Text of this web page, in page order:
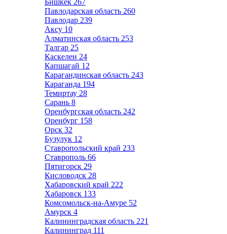
Бишкек 267
Павлодарская область 260
Павлодар 239
Аксу 10
Алматинская область 253
Талгар 25
Каскелен 24
Капшагай 12
Карагандинская область 243
Караганда 194
Темиртау 28
Сарань 8
Оренбургская область 242
Оренбург 158
Орск 32
Бузулук 12
Ставропольский край 233
Ставрополь 66
Пятигорск 29
Кисловодск 28
Хабаровский край 222
Хабаровск 133
Комсомольск-на-Амуре 52
Амурск 4
Калининградская область 221
Калининград 111